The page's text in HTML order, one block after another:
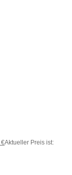
€Aktueller Preis ist: